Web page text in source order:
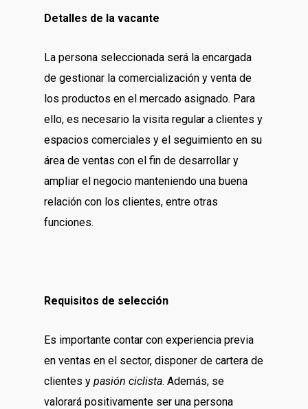
Detalles de la vacante
La persona seleccionada será la encargada
de gestionar la comercialización y venta de
los productos en el mercado asignado. Para
ello, es necesario la visita regular a clientes y
espacios comerciales y el seguimiento en su
área de ventas con el fin de desarrollar y
ampliar el negocio manteniendo una buena
relación con los clientes, entre otras
funciones.
Requisitos de selección
Es importante contar con experiencia previa
en ventas en el sector, disponer de cartera de
clientes y pasión ciclista. Además, se
valorará positivamente ser una persona